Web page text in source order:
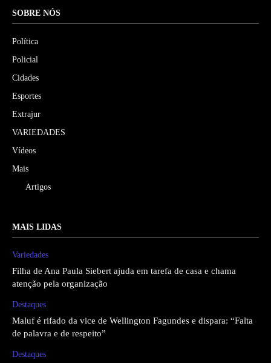
SOBRE NÓS
Política
Policial
Cidades
Esportes
Extrajur
VARIEDADES
Vídeos
Mais
Artigos
MAIS LIDAS
Variedades
Filha de Ana Paula Siebert ajuda em tarefa de casa e chama
atenção pela organização
Destaques
Maluf é rifado da vice de Wellington Fagundes e dispara: “Falta
de palavra e de respeito”
Destaques